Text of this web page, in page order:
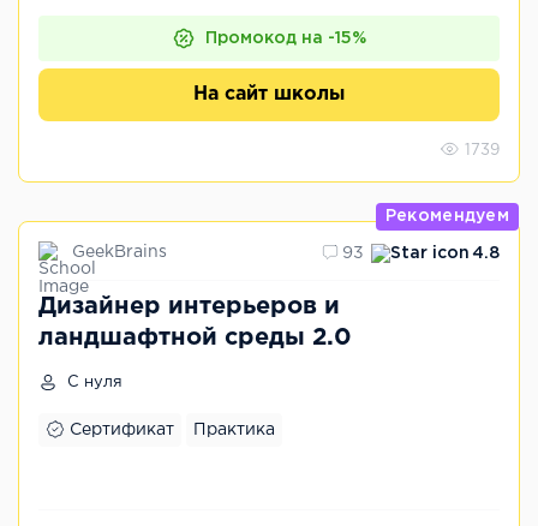
Промокод на -15%
На сайт школы
1739
Рекомендуем
GeekBrains 93 4.8
Дизайнер интерьеров и
ландшафтной среды 2.0
С нуля
Сертификат Практика